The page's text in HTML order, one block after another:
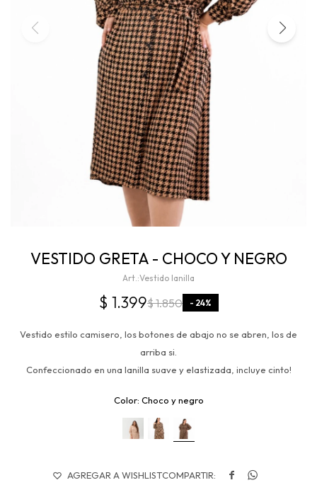
VESTIDO GRETA - CHOCO Y NEGRO
Vestido lanilla
$ 1.399$1.850 24
Vestido estilo camisero, los botones de abajo no se abren, los de
arriba si.
Confeccionado en una lanilla suave y elastizada, incluye cinto!
Choco y negro
 